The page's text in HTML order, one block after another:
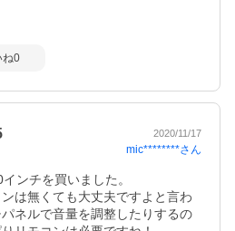
ね0
2020/11/17
mic********さん
ンチを買いました。
は無くても大丈夫ですよと言わ
ネルで音量を調整したりするの